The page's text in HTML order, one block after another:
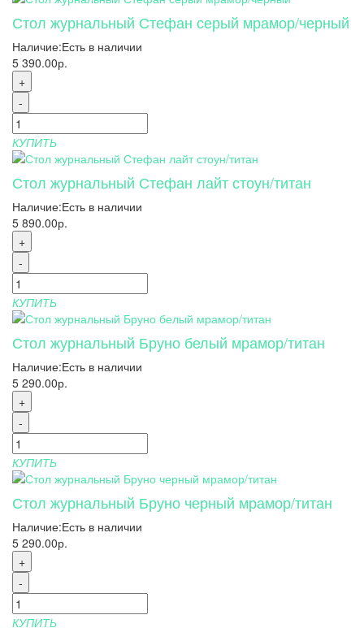
Стол журнальный Стефан серый мрамор/черный
Наличие:Есть в наличии
5 390.00р.
+
-
КУПИТЬ
Стол журнальный Стефан лайт стоун/титан
Наличие:Есть в наличии
5 890.00р.
+
-
КУПИТЬ
Стол журнальный Бруно белый мрамор/титан
Наличие:Есть в наличии
5 290.00р.
+
-
КУПИТЬ
Стол журнальный Бруно черный мрамор/титан
Наличие:Есть в наличии
5 290.00р.
+
-
КУПИТЬ